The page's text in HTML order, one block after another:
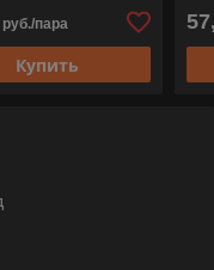
руб./пара
Купить